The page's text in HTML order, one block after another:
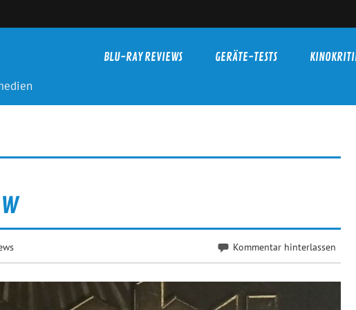
BLU-RAY REVIEWS GERÄTE-TESTS
Kommentar hinterlassen